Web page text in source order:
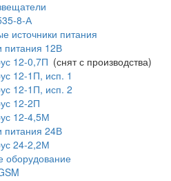
8-А
источники питания
питания 12В
12-0,7П (снят с производства)
12-1П, исп. 1
12-1П, исп. 2
12-2П
12-4,5М
питания 24В
24-2,2М
оборудование